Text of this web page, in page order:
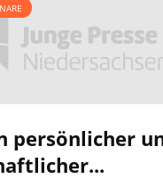
persönlicher